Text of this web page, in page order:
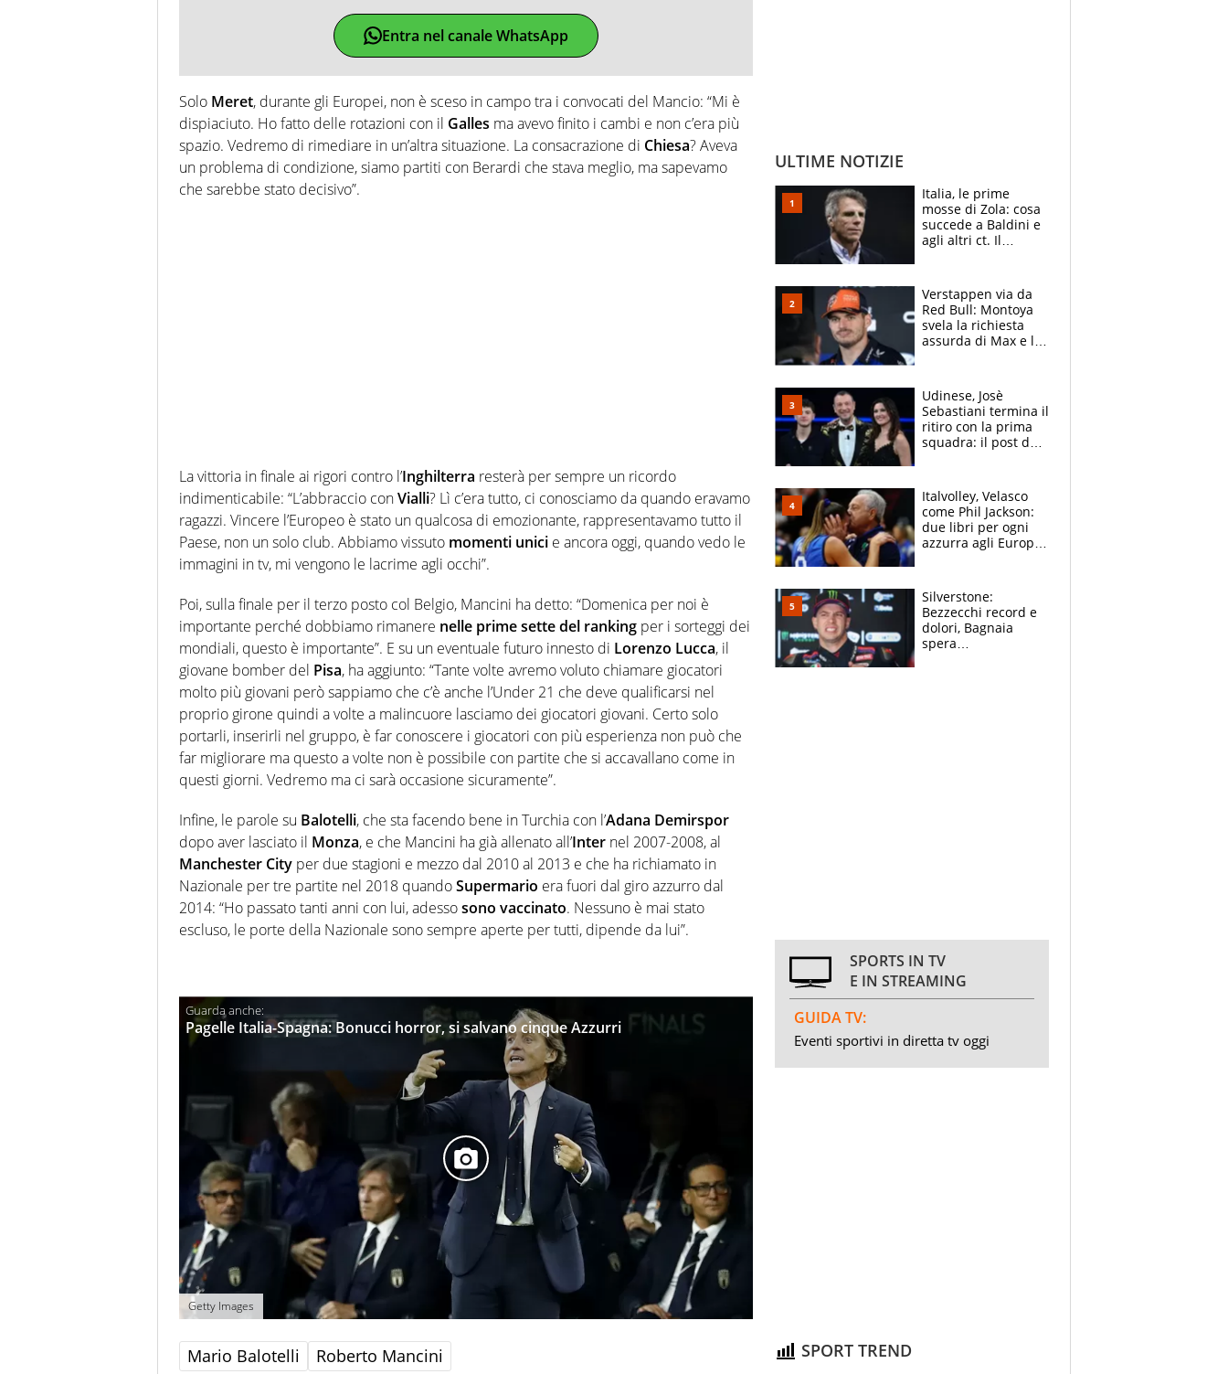
Entra nel canale WhatsApp
Solo Meret, durante gli Europei, non è sceso in campo tra i convocati del Mancio: “Mi è
dispiaciuto. Ho fatto delle rotazioni con il Galles ma avevo finito i cambi e non c’era più
spazio. Vedremo di rimediare in un’altra situazione. La consacrazione di Chiesa? Aveva
un problema di condizione, siamo partiti con Berardi che stava meglio, ma sapevamo
che sarebbe stato decisivo”.
La vittoria in finale ai rigori contro l’Inghilterra resterà per sempre un ricordo
indimenticabile: “L’abbraccio conVialli? Lì c’era tutto, ci conosciamo da quando eravamo
ragazzi. Vincere l’Europeo è stato un qualcosa di emozionante, rappresentavamo tutto il
Paese, non un solo club. Abbiamo vissuto momenti unici e ancora oggi, quando vedo le
immagini in tv, mi vengono le lacrime agli occhi”.
Poi, sulla finale per il terzo posto col Belgio, Mancini ha detto: “Domenica per noi è
importante perché dobbiamo rimanere nelle prime sette del ranking per i sorteggi dei
mondiali, questo è importante”. E su un eventuale futuro innesto di Lorenzo Lucca, il
giovane bomber del Pisa, ha aggiunto: “Tante volte avremo voluto chiamare giocatori
molto più giovani però sappiamo che c’è anche l’Under 21 che deve qualificarsi nel
proprio girone quindi a volte a malincuore lasciamo dei giocatori giovani. Certo solo
portarli, inserirli nel gruppo, è far conoscere i giocatori con più esperienza non può che
far migliorare ma questo a volte non è possibile con partite che si accavallano come in
questi giorni. Vedremo ma ci sarà occasione sicuramente”.
Infine, le parole su Balotelli, che sta facendo bene in Turchia con l’Adana Demirspor
dopo aver lasciato il Monza, e che Mancini ha già allenato all’Inter nel 2007-2008, al
Manchester City per due stagioni e mezzo dal 2010 al 2013 e che ha richiamato in
Nazionale per tre partite nel 2018 quandoSupermario era fuori dal giro azzurro dal
2014: “Ho passato tanti anni con lui, adessosono vaccinato. Nessuno è mai stato
escluso, le porte della Nazionale sono sempre aperte per tutti, dipende da lui”.
Pagelle Italia-Spagna: Bonucci horror, si salvano cinque Azzurri
Getty Images
Mario Balotelli Roberto Mancini
ULTIME NOTIZIE
Italia, le prime
mosse di Zola: cosa
succede a Baldini e
agli altri ct. Il
azzurri
Verstappen via da
Red Bull: Montoya
svela la richiesta
assurda di Max e lo
McLaren siano
meglio?”
Udinese, Josè
Sebastiani termina il
ritiro con la prima
squadra: il post del
sfondo
Italvolley, Velasco
come Phil Jackson:
due libri per ogni
azzurra agli Europei.
Silverstone:
Bezzecchi record e
dolori, Bagnaia
spera
SPORTS IN TV
E IN STREAMING
GUIDA TV:
Eventi sportivi in diretta tv oggi
SPORT TREND